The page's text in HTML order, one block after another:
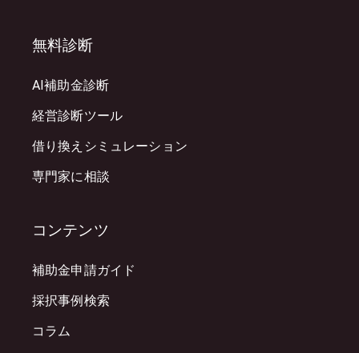
無料診断
AI補助金診断
経営診断ツール
借り換えシミュレーション
専門家に相談
コンテンツ
補助金申請ガイド
採択事例検索
コラム